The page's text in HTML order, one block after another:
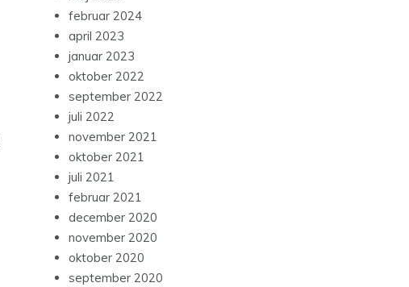
februar 2024
april 2023
januar 2023
oktober 2022
september 2022
juli 2022
november 2021
oktober 2021
juli 2021
februar 2021
december 2020
november 2020
oktober 2020
september 2020